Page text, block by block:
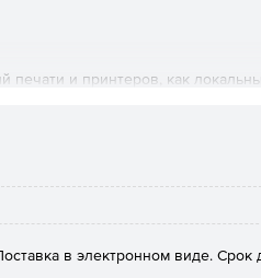
и принтеров, как
обнаружения
в электронном виде. Срок